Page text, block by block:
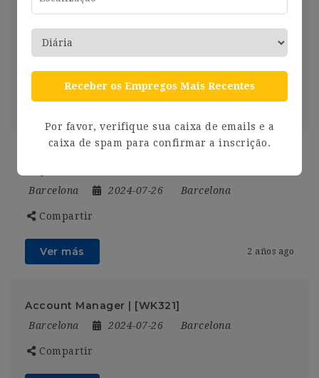
Helpdesk Con Catalán Y Francés (16-
Barcelona
Compartir
Ver más 2 años ago
Barcelona 2024-07-26 Barcelona
Compartir
Ver más 2 años ago
Account Manager | [WK321]
Barcelona 2024-07-26 Barcelona
Compartir
Receber os Empregos Mais Recentes
Por favor, verifique sua caixa de emails e a
caixa de spam para confirmar a inscrição.